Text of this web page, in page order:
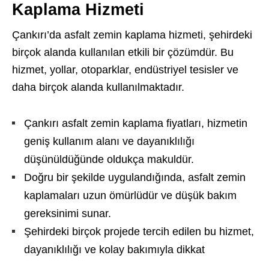
Kaplama Hizmeti
Çankırı’da asfalt zemin kaplama hizmeti, şehirdeki
birçok alanda kullanılan etkili bir çözümdür. Bu
hizmet, yollar, otoparklar, endüstriyel tesisler ve
daha birçok alanda kullanılmaktadır.
Çankırı asfalt zemin kaplama fiyatları, hizmetin
geniş kullanım alanı ve dayanıklılığı
düşünüldüğünde oldukça makuldür.
Doğru bir şekilde uygulandığında, asfalt zemin
kaplamaları uzun ömürlüdür ve düşük bakım
gereksinimi sunar.
Şehirdeki birçok projede tercih edilen bu hizmet,
dayanıklılığı ve kolay bakımıyla dikkat